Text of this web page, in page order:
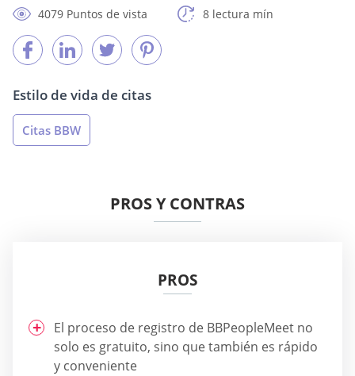
4079 Puntos de vista
8 lectura mín
Estilo de vida de citas
Citas BBW
PROS Y CONTRAS
PROS
El proceso de registro de BBPeopleMeet no
solo es gratuito, sino que también es rápido
y conveniente